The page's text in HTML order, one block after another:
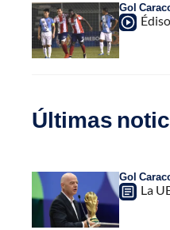
Gol
Últimas
Gol
La